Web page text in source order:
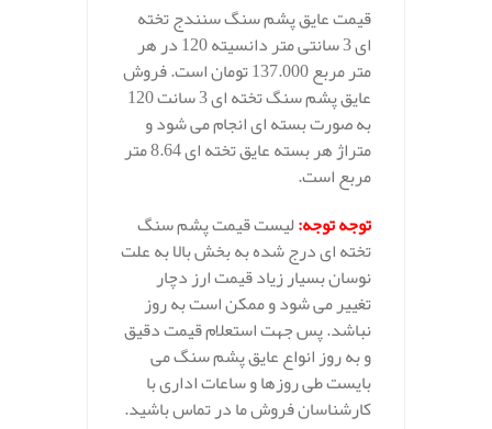
قیمت عایق پشم سنگ سنندج تخته
ای 3 سانتی متر دانسیته 120 در هر
متر مربع 137.000 تومان است. فروش
عایق پشم سنگ تخته ای 3 سانت 120
به صورت بسته ای انجام می شود و
متراژ هر بسته عایق تخته ای 8.64 متر
مربع است.
توجه توجه:لیست قیمت پشم سنگ
تخته ای درج شده به بخش بالا به علت
نوسان بسیار زیاد قیمت ارز دچار
تغییر می شود و ممکن است به روز
نباشد. پس جهت استعلام قیمت دقیق
و به روز انواع عایق پشم سنگ می
بایست طی روزها و ساعات اداری با
کارشناسان فروش ما در تماس باشید.